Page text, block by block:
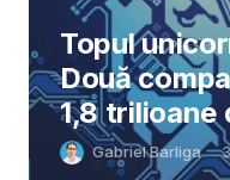
Topul
Două
1,8 trilioane
Gabriel Barliga 3